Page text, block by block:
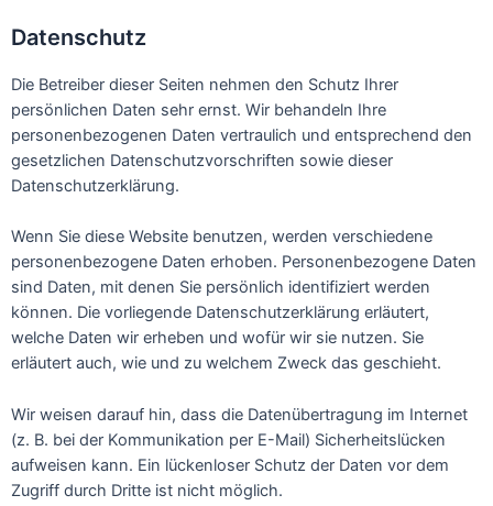
Datenschutz
Die Betreiber dieser Seiten nehmen den Schutz Ihrer
persönlichen Daten sehr ernst. Wir behandeln Ihre
personenbezogenen Daten vertraulich und entsprechend den
gesetzlichen Datenschutzvorschriften sowie dieser
Datenschutzerklärung.
Wenn Sie diese Website benutzen, werden verschiedene
personenbezogene Daten erhoben. Personenbezogene Daten
sind Daten, mit denen Sie persönlich identifiziert werden
können. Die vorliegende Datenschutzerklärung erläutert,
welche Daten wir erheben und wofür wir sie nutzen. Sie
erläutert auch, wie und zu welchem Zweck das geschieht.
Wir weisen darauf hin, dass die Datenübertragung im Internet
(z. B. bei der Kommunikation per E-Mail) Sicherheitslücken
aufweisen kann. Ein lückenloser Schutz der Daten vor dem
Zugriff durch Dritte ist nicht möglich.